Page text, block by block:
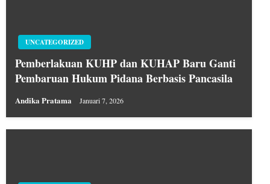
UNCATEGORIZED
Pemberlakuan KUHP dan KUHAP Baru Ganti
Pembaruan Hukum Pidana Berbasis Pancasila
Andika Pratama Januari 7, 2026